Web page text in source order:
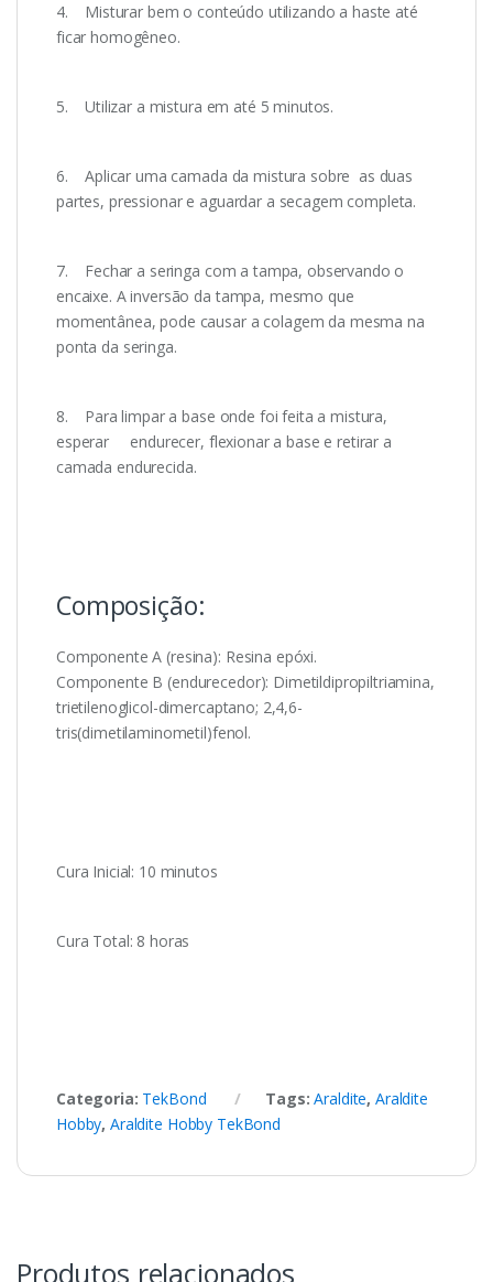
4. Misturar bem o conteúdo utilizando a haste até
ficar homogêneo.
5. Utilizar a mistura em até 5 minutos.
6. Aplicar uma camada da mistura sobre as duas
partes, pressionar e aguardar a secagem completa.
7. Fechar a seringa com a tampa, observando o
encaixe. A inversão da tampa, mesmo que
momentânea, pode causar a colagem da mesma na
ponta da seringa.
8. Para limpar a base onde foi feita a mistura,
esperar endurecer, flexionar a base e retirar a
camada endurecida.
Composição:
Componente A (resina): Resina epóxi.
Componente B (endurecedor): Dimetildipropiltriamina,
trietilenoglicol-dimercaptano; 2,4,6-
tris(dimetilaminometil)fenol.
Cura Inicial: 10 minutos
Cura Total: 8 horas
Categoria: TekBond Tags:Araldite,Araldite
Hobby,Araldite Hobby TekBond
Produtos relacionados